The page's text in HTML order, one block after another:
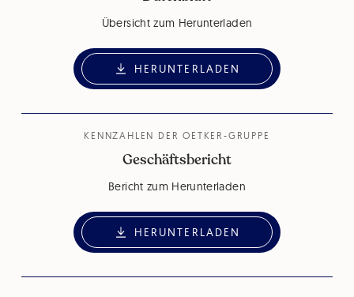
Übersicht zum Herunterladen
HERUNTERLADEN
KENNZAHLEN DER OETKER-GRUPPE
Geschäftsbericht
Bericht zum Herunterladen
HERUNTERLADEN